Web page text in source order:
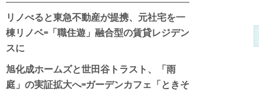
リノべると東急不動産が提携、元社宅を一
棟リノベ=「職住遊」融合型の賃貸レジデン
スに
旭化成ホームズと世田谷トラスト、「雨
庭」の実証拡大へ=ガーデンカフェ「ときそ